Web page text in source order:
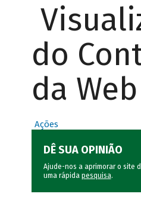
do
da Web
Ações
DÊ SUA OPINIÃO
Ajude-nos a aprimorar o site
uma rápida pesquisa.